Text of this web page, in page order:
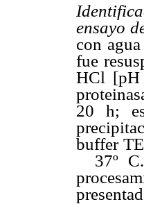
ensayo
con
fue
HCl [pH
20 h;
buffer
37º